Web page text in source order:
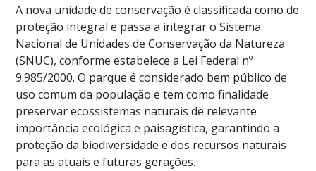
A nova unidade de conservação é classificada como de
proteção integral e passa a integrar o Sistema
Nacional de Unidades de Conservação da Natureza
(SNUC), conforme estabelece a Lei Federal nº
9.985/2000. O parque é considerado bem público de
uso comum da população e tem como finalidade
preservar ecossistemas naturais de relevante
importância ecológica e paisagística, garantindo a
proteção da biodiversidade e dos recursos naturais
para as atuais e futuras gerações.